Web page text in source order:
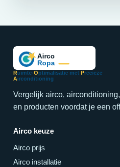
Ruimte-Optimalisatie met Precieze
Airconditioning
Vergelijk airco,
en producten voordat je een
Airco keuze
Airco prijs
Airco installatie